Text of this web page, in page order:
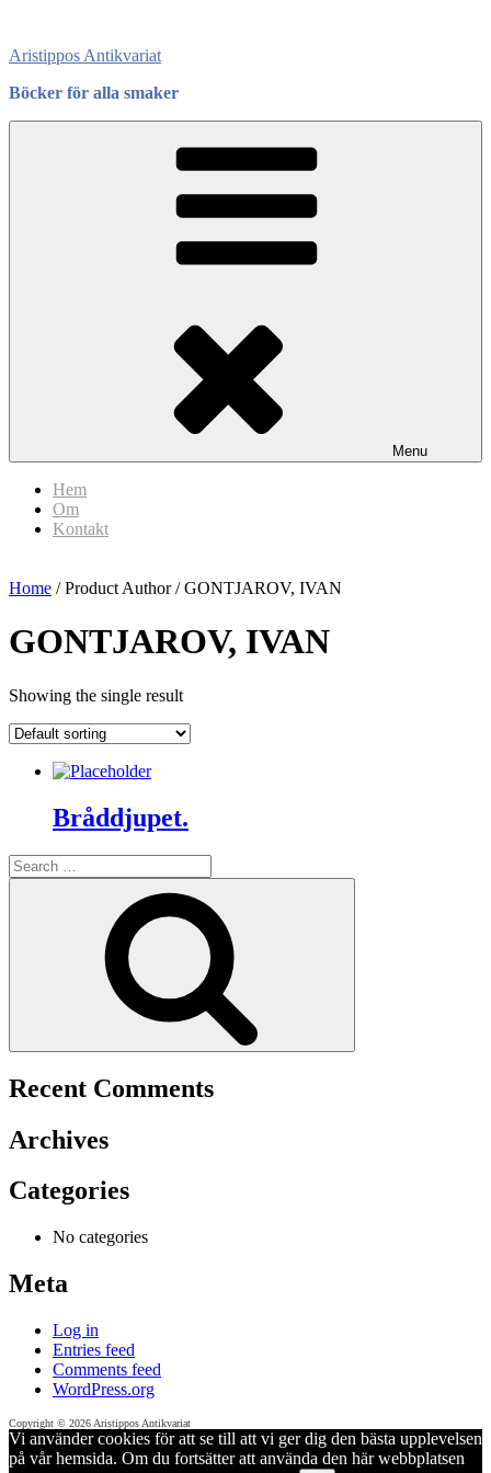
content
Aristippos Antikvariat
Böcker för alla smaker
Menu
Hem
Om
Kontakt
Home / Product Author / GONTJAROV, IVAN
GONTJAROV, IVAN
Showing the single result
Bråddjupet.
Search
for:
Recent Comments
Archives
Categories
No categories
Meta
Log in
Entries feed
Comments feed
WordPress.org
Copyright © 2026 Aristippos Antikvariat
Vi använder cookies för att se till att vi ger dig den bästa upplevelsen
på vår hemsida. Om du fortsätter att använda den här webbplatsen